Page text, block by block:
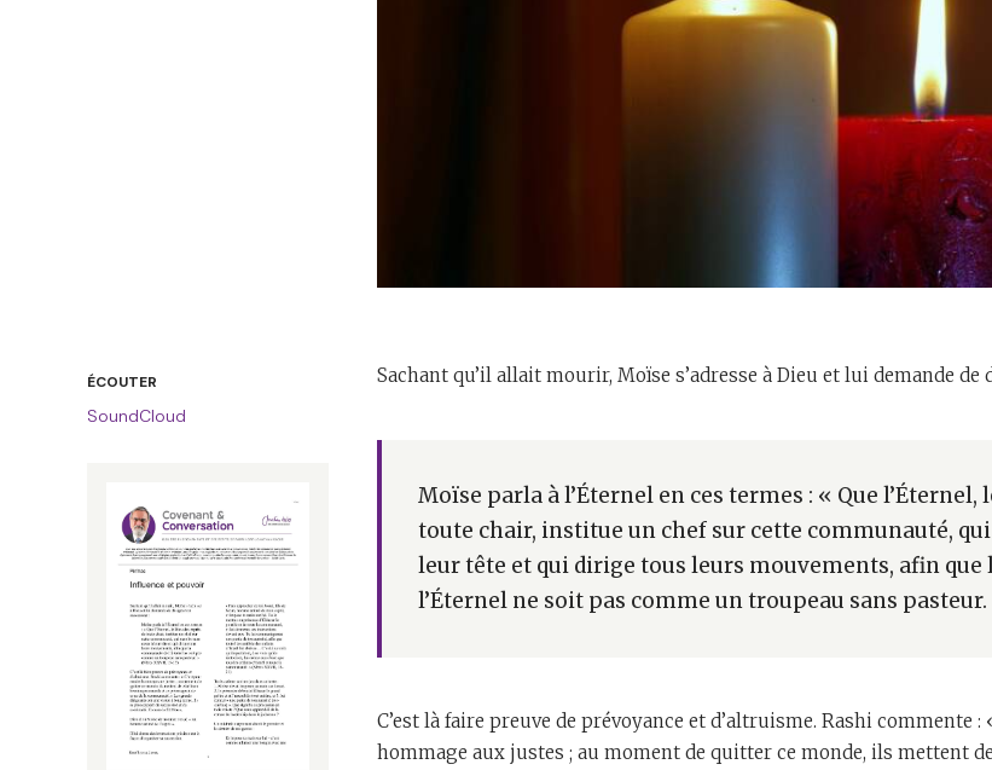
ÉCOUTER
SoundCloud
Sachant qu’il allait mourir, Moïse s’adresse à Dieu et lui demande de
Moïse parla à l’Éternel en ces termes : « Que l’Éternel,
toute chair, institue un chef sur cette communauté, qui
leur tête et qui dirige tous leurs mouvements, afin que
l’Éternel ne soit pas comme un troupeau sans pasteur.
C’est là faire preuve de prévoyance et d’altruisme. Rashi commente :
hommage aux justes ; au moment de quitter ce monde, ils mettent